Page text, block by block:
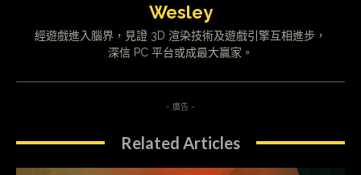
Wesley
經遊戲進入腦界，見證 3D 渲染技術及遊戲引擎互相進步，
深信 PC 平台或成最大贏家。
- 廣告 -
Related Articles